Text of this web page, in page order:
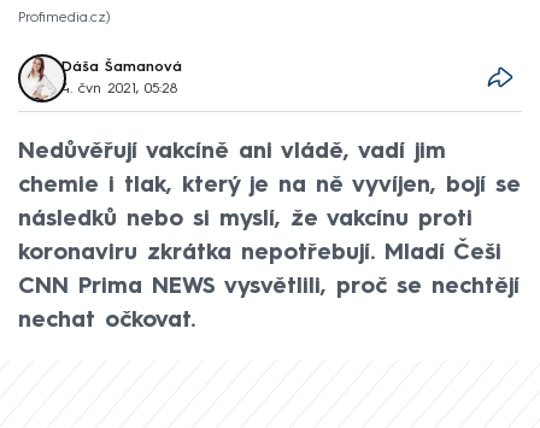
Profimedia.cz
Dáša Šamanová
4. čvn 2021, 05:28
Nedůvěřují vakcíně ani vládě, vadí jim
chemie i tlak, který je na ně vyvíjen, bojí se
následků nebo si myslí, že vakcínu proti
koronaviru zkrátka nepotřebují. Mladí Češi
CNN Prima NEWS vysvětlili, proč se nechtějí
nechat očkovat.